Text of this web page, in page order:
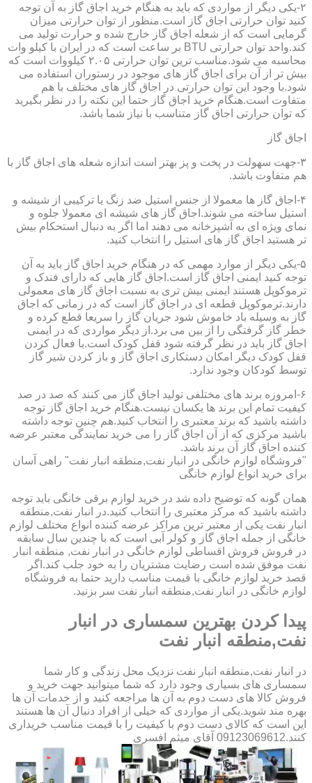
۲-یکی دیگر از مواردی که باید به هنگام خرید اجاق گاز به آن توجه
کنید توان حرارتی اجاق گاز است.منظور از توان حرارتی میزان
گرمایی است که از شعله اجاق گاز خارج شده و حرارت تولید می
کند.واحد توان حرارتی BTU بر ساعت است که در ایران با کیلو وات
محاسبه می شود.مناسب ترین توان حرارتی ۲.۰۵ کیلووات است که
بیش تر از آن برای اجاق گاز های موجود در رستوران استفاده می
شود.با وجود این توان حرارتی در اجاق گاز های مختلف با هم
متفاوت است.هنگام خرید اجاق گاز حتما این نکته را در نظر بگیرید
که توان حرارتی اجاق گاز متناسب با نیاز شما باشد.
اجاق گاز
۳-جهت سهولت در پخت و پز بهتر است اندازه شعله های اجاق گاز با
هم متفاوت باشد.
۴-اجاق گاز ها معمولا از جنس استیل ضد زنگ یا ترکیبی از شیشه و
استیل ساخته می شوند.اجاق گاز های شیشه ای معمولا جلوه و
نمای ویژه ای به آشپزخانه می دهند اما اگر به دنبال استحکام بیش
تر هستید اجاق گاز های استیل را انتخاب کنید.
۵-یکی دیگر از موارد مهمی که در هنگام خرید اجاق گاز باید به آن
توجه کنید ایمنی اجاق گاز است.اجاق گاز هایی که دارای فندک و
ترموکوپل هستند ایمنی بیش تری به نسبت اجاق گاز های معمولی
دارند.ترموکوپل قطعه ای در اجاق گاز است که در زمانی که اجاق
گاز به وسیله باد خاموش شود جریان گاز را سریعا قطع کرده و
خطر گاز گرفتگی را از بین می برد.از دیگر مواردی که در ایمنی
اجاق گاز باید در نظر گرفته شود قفل کودک است.با فعال کردن
قفل کودک دیگر امکان دستکاری اجاق گاز و باز کردن شیر گاز
توسط کودکان وجود ندارد.
۶-امروزه برند های مختلفی تولید اجاق گاز می کنند که صد در صد
کیفیت تمام این برند ها یکسان نیست.هنگام خرید اجاق گاز توجه
داشته باشید که برند معتبری را انتخاب کنید.هم چنین توجه داشته
باشید مرکزی که از آن اجاق گاز را می خرید نمایندگی معتبر عرضه
کننده اجاق گاز آن برند باشد.
"فروشگاه لوازم خانگی در انبار نفت,منطقه انبار نفت" راهی آسان
برای خرید انواع لوازم خانگی
همان گونه که توضیح داده شد در خرید لوازم برقی خانگی باید توجه
داشته باشید که مرکز معتبری را انتخاب کنید.در انبار نفت,منطقه
انبار نفت یکی از معتبر ترین مراکز عرضه کننده انواع مختلف لوازم
خانگی از جمله اجاق گاز و کولر آبی است که با چندین سال سابقه
در فروش فروش اقساطی لوازم خانگی در انبار نفت, منطقه انبار
نفت موفق شده است رضایت مشتریان را به خود جلب کند.اگر
قصد خرید لوازم خانگی با قیمت مناسب دارید حتما به فروشگاه
لوازم خانگی در انبار نفت,منطقه انبار نفت سر بزنید.
پیدا کردن بهترین سمساری در انبار
نفت,منطقه انبار نفت
در انبار نفت,منطقه انبار نفت نزدیک محل زندگی و کار شما
سمساری های بسیاری وجود دارد که شما میتوانید جهت خرید و
فروش کالا های دست دوم به آن ها مراجعه کنید و از خدمات آن ها
بهره مند شوید.یکی از مواردی که خیلی از افراد دنبال آن ها هستند
این است که کالای دست دوم با کیفیت را با قیمت مناسب خریداری
کنند.09123069612 آقای میثم افسری